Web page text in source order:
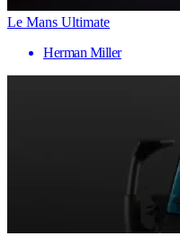
Le Mans Ultimate
Herman Miller